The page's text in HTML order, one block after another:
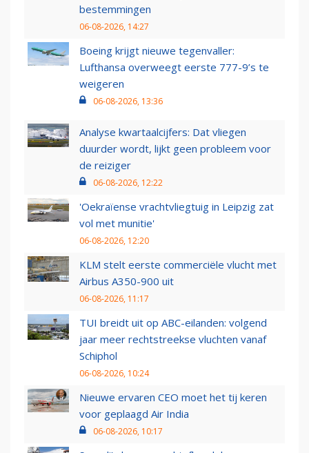
bestemmingen
06-08-2026, 14:27
Boeing krijgt nieuwe tegenvaller:
Lufthansa overweegt eerste 777-9’s te
weigeren
06-08-2026, 13:36
Analyse kwartaalcijfers: Dat vliegen
duurder wordt, lijkt geen probleem voor
de reiziger
06-08-2026, 12:22
'Oekraïense vrachtvliegtuig in Leipzig zat
vol met munitie'
06-08-2026, 12:20
KLM stelt eerste commerciële vlucht met
Airbus A350-900 uit
06-08-2026, 11:17
TUI breidt uit op ABC-eilanden: volgend
jaar meer rechtstreekse vluchten vanaf
Schiphol
06-08-2026, 10:24
Nieuwe ervaren CEO moet het tij keren
voor geplaagd Air India
06-08-2026, 10:17